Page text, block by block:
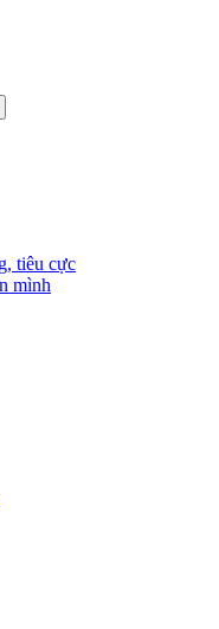
tiêu cực
mình